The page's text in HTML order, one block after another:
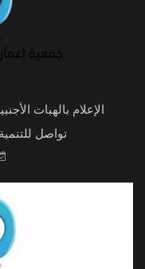
الإعلام بالهبات
تواصل للتنمية